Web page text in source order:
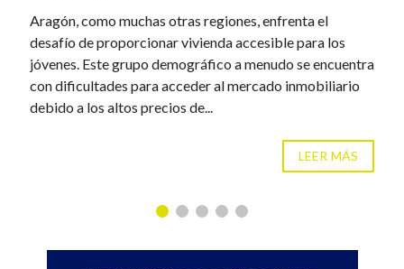
Aragón, como muchas otras regiones, enfrenta el
desafío de proporcionar vivienda accesible para los
jóvenes. Este grupo demográfico a menudo se encuentra
con dificultades para acceder al mercado inmobiliario
debido a los altos precios de...
LEER MÁS